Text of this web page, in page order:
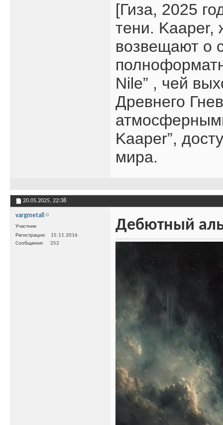
[Гиза, 2025
тени. Kaaper,
возвещают о
Nile” , чей
Древнего
Kaaper”,
мира.
20.05.2025, 22:38
vargmetall
Участник
Регистрация
15.11.2016
Сообщения
252
Дебютный